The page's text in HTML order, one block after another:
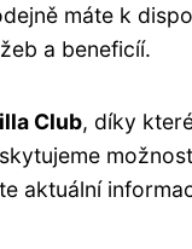
máte k
a beneficíí.
Club, díky
možnost
aktuální